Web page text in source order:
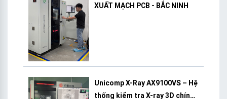
XUẤT MẠCH PCB - BẮC NINH
Unicomp X-Ray AX9100VS – Hệ
thống kiểm tra X-ray 3D chính